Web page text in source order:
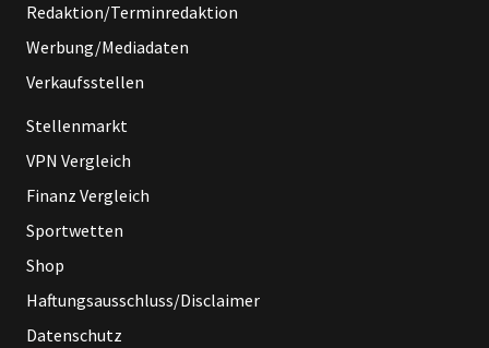
Redaktion/Terminredaktion
Werbung/Mediadaten
Verkaufsstellen
Stellenmarkt
VPN Vergleich
Finanz Vergleich
Sportwetten
Shop
Haftungsausschluss/Disclaimer
Datenschutz